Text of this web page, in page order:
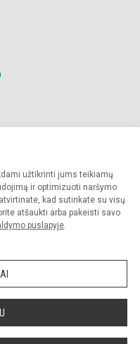
užtikrinti jums teikiamų
ir optimizuoti naršymo
kad sutinkate su visų
atšaukti arba pakeisti savo
puslapyje.
Visos teisės saugomos.
sutikimo griežtai draudžiama.
valdymas